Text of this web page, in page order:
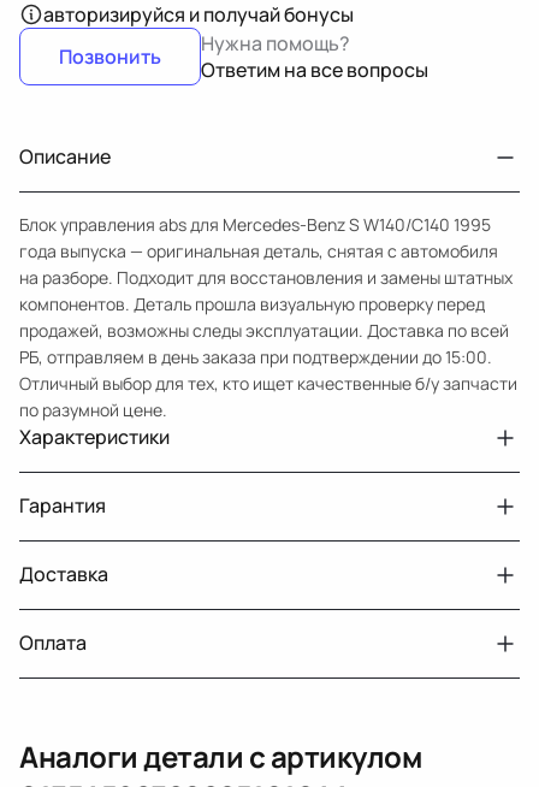
авторизируйся и получай бонусы
Позвонить
Нужна помощь?
Ответим на все вопросы
Описание
Блок управления abs для Mercedes-Benz S W140/C140 1995
года выпуска — оригинальная деталь, снятая с автомобиля
на разборе. Подходит для восстановления и замены штатных
компонентов. Деталь прошла визуальную проверку перед
продажей, возможны следы эксплуатации. Доставка по всей
РБ, отправляем в день заказа при подтверждении до 15:00.
Отличный выбор для тех, кто ищет качественные б/у запчасти
по разумной цене.
Характеристики
Авто
MercedesBenz S W140 рест.
Год
1995
Тег
Мерседес Бенс С
Гарантия
Двигатели с навесным или без навесного
оборудования
30 дней
Датчик давления топлива, насос
топлива, ТНВД (бензин, дизель), форсунка
бензиновая (дизельная) механическая
14 дней
Доставка
Оплата
Оплата онлайн
Аналоги детали с артикулом